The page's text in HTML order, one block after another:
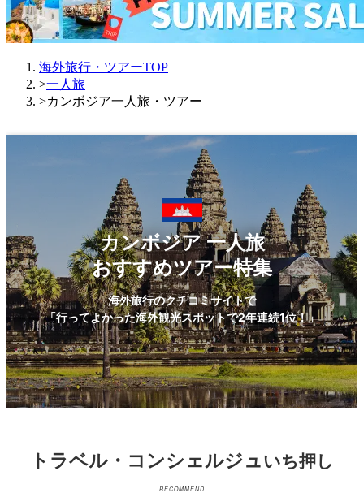
海外旅行・ツアーTOP
>一人旅
>カンボジア一人旅・ツアー
カンボジア一人旅
おすすめツアー特集
海外旅行のクチコミサイトで
「行ってよかった海外観光スポットで2年連続1位！」
トラベル・コンシェルジュいち押し
RECOMMEND